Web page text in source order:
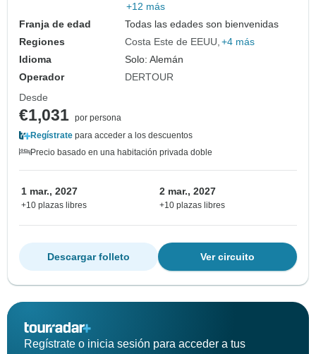
+12 más
Franja de edad
Todas las edades son bienvenidas
Regiones
Costa Este de EEUU +4 más
Idioma
Solo: Alemán
Operador
DERTOUR
Desde
€1,031 por persona
Regístrate para acceder a los descuentos
Precio basado en una habitación privada doble
1 mar., 2027
+10 plazas libres
2 mar., 2027
+10 plazas libres
Ver circuito
Descargar folleto
Regístrate o inicia sesión para acceder a tus